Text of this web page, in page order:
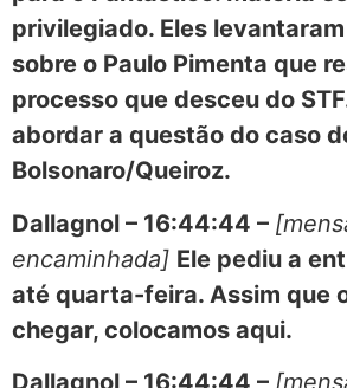
privilegiado. Eles
sobre o Paulo Pimenta que
processo que desceu do
abordar a questão do caso
Bolsonaro/Queiroz.
Dallagnol – 16:44:44 –
encaminhada] Ele pediu a
até quarta-feira. Assim que
chegar, colocamos aqui.
Dallagnol – 16:44:44 –